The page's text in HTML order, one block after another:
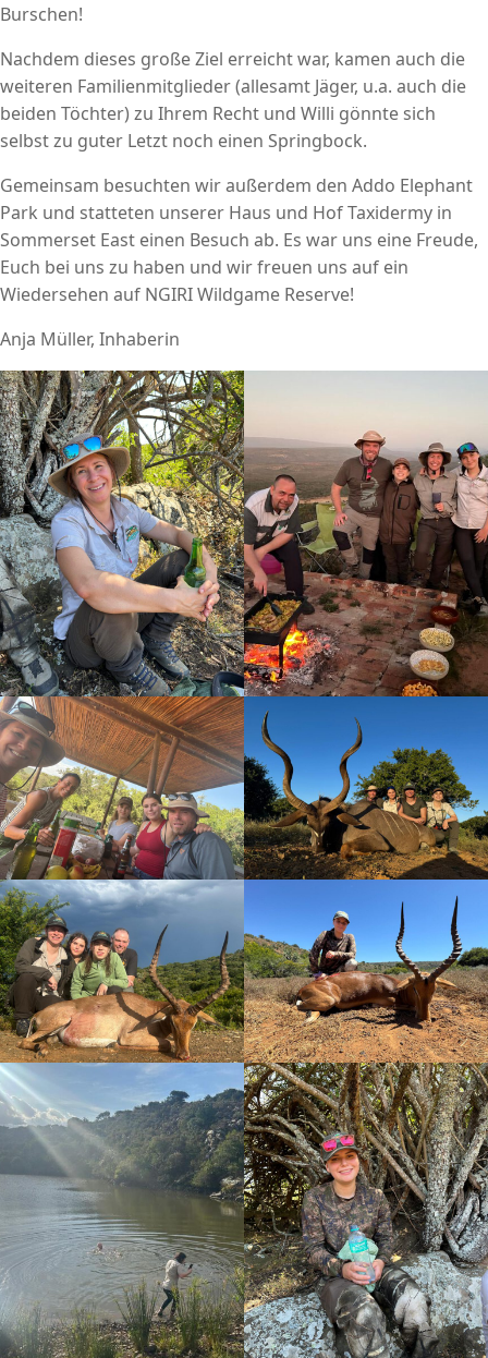
Burschen!
Nachdem dieses große Ziel erreicht war, kamen auch die
weiteren Familienmitglieder (allesamt Jäger, u.a. auch die
beiden Töchter) zu Ihrem Recht und Willi gönnte sich
selbst zu guter Letzt noch einen Springbock.
Gemeinsam besuchten wir außerdem den Addo Elephant
Park und statteten unserer Haus und Hof Taxidermy in
Sommerset East einen Besuch ab. Es war uns eine Freude,
Euch bei uns zu haben und wir freuen uns auf ein
Wiedersehen auf NGIRI Wildgame Reserve!
Anja Müller, Inhaberin